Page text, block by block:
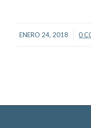
ENERO 24, 2018
/ 0